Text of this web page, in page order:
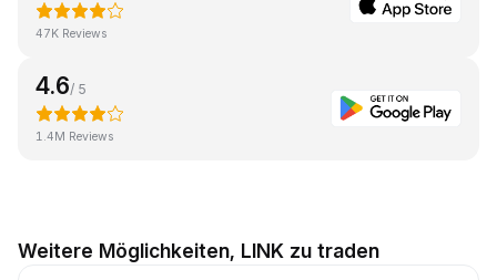
47K Reviews
4.6/ 5
1.4M Reviews
Weitere Möglichkeiten, LINK zu traden